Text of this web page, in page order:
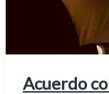
Acuerdo